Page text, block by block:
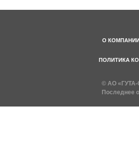
О
ПОЛИТИКА
© АО «ГУТА-
Последнее